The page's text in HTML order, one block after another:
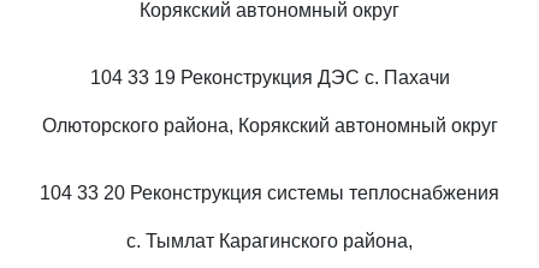
Корякский автономный округ
104 33 19 Реконструкция ДЭС с. Пахачи
Олюторского района, Корякский автономный округ
104 33 20 Реконструкция системы теплоснабжения
с. Тымлат Карагинского района,